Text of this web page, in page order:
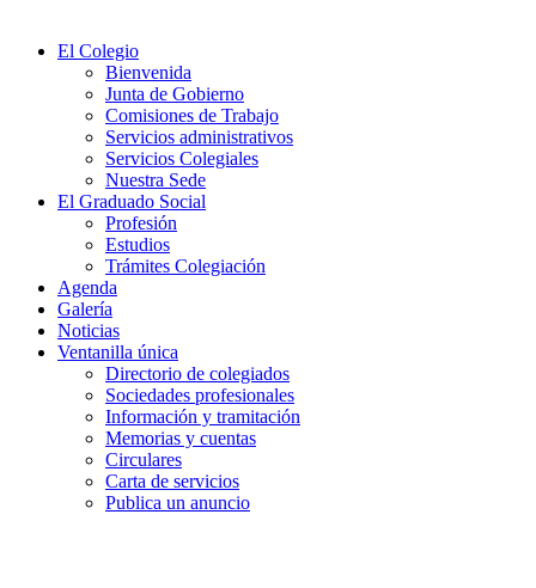
El Colegio
Bienvenida
Junta de Gobierno
Comisiones de Trabajo
Servicios administrativos
Servicios Colegiales
Nuestra Sede
El Graduado Social
Profesión
Estudios
Trámites Colegiación
Agenda
Galería
Noticias
Ventanilla única
Directorio de colegiados
Sociedades profesionales
Información y tramitación
Memorias y cuentas
Circulares
Carta de servicios
Publica un anuncio